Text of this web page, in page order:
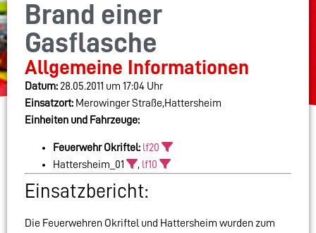
Brand einer
Gasflasche
Allgemeine Informationen
Datum: 28.05.2011 um 17:04 Uhr
Einsatzort: Merowinger Straße,Hattersheim
Einheiten und Fahrzeuge:
Feuerwehr Okriftel: lf20
Hattersheim_01
, lf10
Einsatzbericht:
Die Feuerwehren Okriftel und Hattersheim wurden zum